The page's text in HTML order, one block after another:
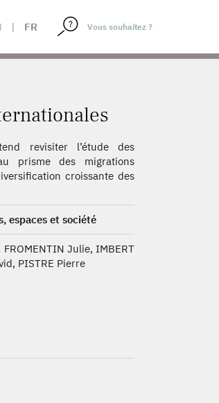
| FR
revisiter l’étude des
prisme des migrations
croissante des
espaces et société
FROMENTIN Julie, IMBERT
PISTRE Pierre